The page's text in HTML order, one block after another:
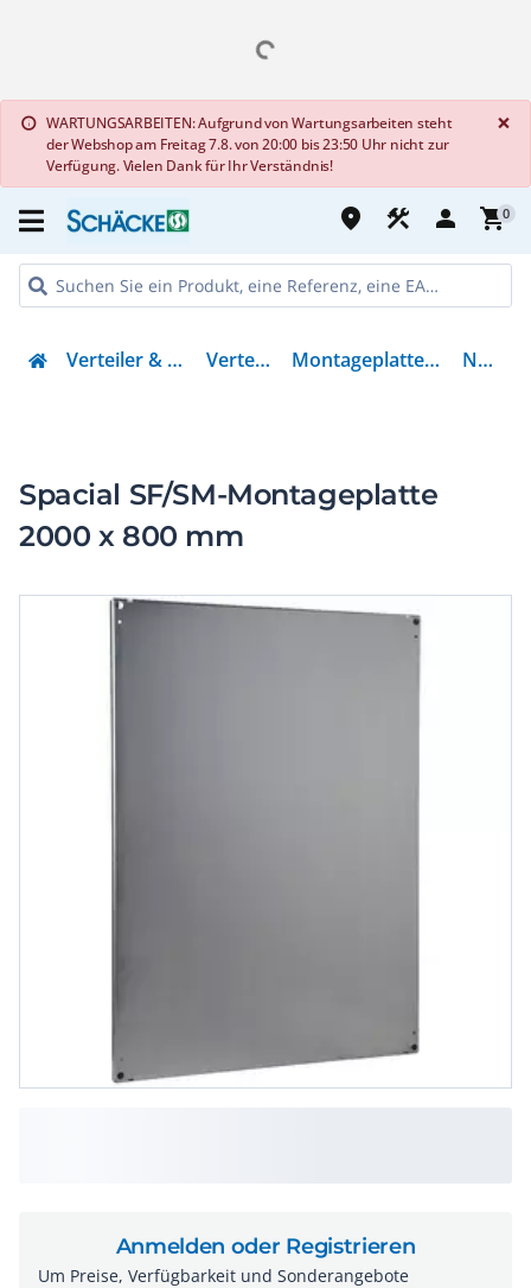
info WARTUNGSARBEITEN: Aufgrund von Wartungsarbeiten steht
der Webshop am Freitag 7.8. von 20:00 bis 23:50 Uhr nicht zur
Verfügung. Vielen Dank für Ihr Verständnis!
×
place construction person shopping_cart0
Verteiler & Energieverteilung Verteilerzubehör Montageplatte für Verteilergehäuse NSYMP208
Spacial SF/SM-Montageplatte
2000 x 800 mm
Anmelden oder Registrieren
Um Preise, Verfügbarkeit und Sonderangebote